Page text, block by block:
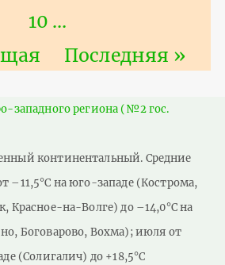
Страница
10 …
Последняя
Последняя »
западного региона (№2 гос.
континентальный. Средние
–11,5°С на юго-западе (Кострома,
Красное-на-Волге) до –14,0°С на
Боговарово, Вохма); июля от
(Солигалич) до +18,5°С